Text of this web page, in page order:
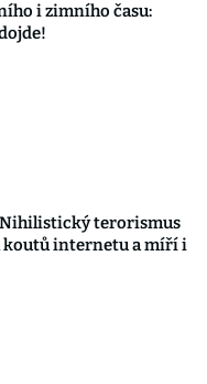
i zimního času:
terorismus
koutů internetu a míří i